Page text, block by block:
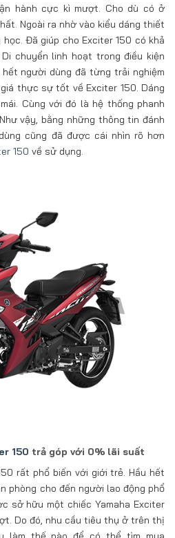
hành cực kì mượt. Cho dù có ở
Ngoài ra nhờ vào kiểu dáng thiết
Đã giúp cho Exciter 150 có khả
chuyển linh hoạt trong điều kiện
người dùng đã từng trải nghiệm
thực sự tốt về Exciter 150. Dáng
Cùng với đó là hệ thống phanh
vậy, bằng những thông tin đánh
cũng đã được cái nhìn rõ hơn
150 về sử dụng.
150 trả góp với 0% lãi suất
rất phổ biến với giới trẻ. Hầu hết
phòng cho đến người lao động phổ
sở hữu một chiếc Yamaha Exciter
Do đó, nhu cầu tiêu thụ ở trên thị